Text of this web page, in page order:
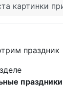
картинки